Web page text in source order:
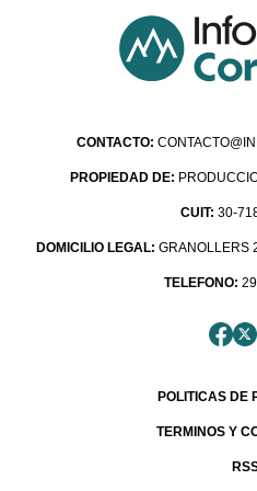
CONTACTO:
PROPIEDAD DE:
CUIT: 30-
DOMICILIO LEGAL: GRANOLLERS
TELEFONO:
POLITICAS DE
TERMINOS Y